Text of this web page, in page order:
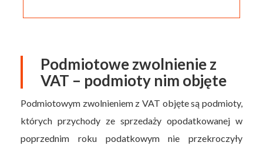
Podmiotowe zwolnienie z
VAT – podmioty nim objęte
Podmiotowym zwolnieniem z VAT objęte są podmioty,
których przychody ze sprzedaży opodatkowanej w
poprzednim roku podatkowym nie przekroczyły